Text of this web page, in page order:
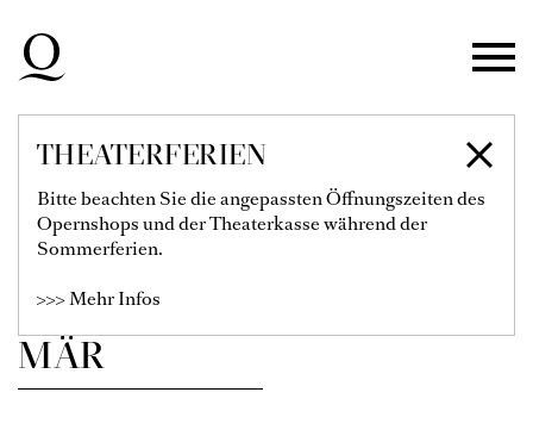
Zur Hauptnavigation springen
Zum Hauptinhalt springen
Zum Footer springen
THEATERFERIEN
Bitte beachten Sie die angepassten Öffnungszeiten des
Opernshops und der Theaterkasse während der
Sommerferien.
>>> Mehr Infos
Filter einblenden
Ohad Naharin / Neshama Nashman /
Karten
Informationen zur Buchung der Audiodeskription finden
Sie hier.
MÄR